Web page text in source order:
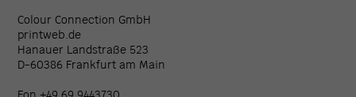
Colour Connection GmbH
printweb.de
Hanauer Landstraße 523
D-60386 Frankfurt am Main